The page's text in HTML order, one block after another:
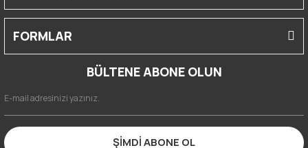
FORMLAR
BÜLTENE ABONE OLUN
ŞİMDİ ABONE OL